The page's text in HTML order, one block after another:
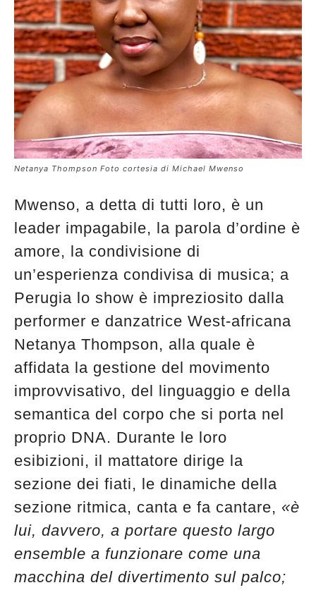
Netanya Thompson Foto cortesia di Michael Mwenso
Mwenso, a detta di tutti loro, è un
leader impagabile, la parola d’ordine è
amore, la condivisione di
un’esperienza condivisa di musica; a
Perugia lo show è impreziosito dalla
performer e danzatrice West-africana
Netanya Thompson, alla quale è
affidata la gestione del movimento
improvvisativo, del linguaggio e della
semantica del corpo che si porta nel
proprio DNA. Durante le loro
esibizioni, il mattatore dirige la
sezione dei fiati, le dinamiche della
sezione ritmica, canta e fa cantare, «è
lui, davvero, a portare questo largo
ensemble a funzionare come una
macchina del divertimento sul palco;